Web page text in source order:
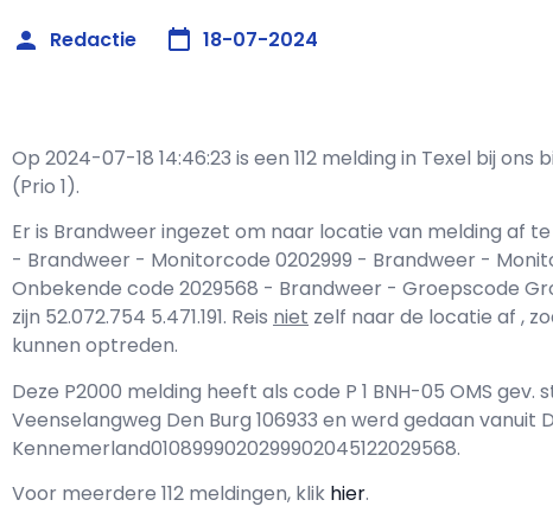
Redactie 18-07-2024
Op 2024-07-18 14:46:23 is een 112 melding in Texel bij
(Prio 1).
Er is Brandweer ingezet om naar locatie van melding af
- Brandweer - Monitorcode 0202999 - Brandweer -
Onbekende code 2029568 - Brandweer - Groepscode
zijn 52.072.754 5.471.191. Reis niet zelf naar de locatie af ,
kunnen optreden.
Deze P2000 melding heeft als code P 1 BNH-05 OMS gev.
Veenselangweg Den Burg 106933 en werd gedaan vanuit
Kennemerland0108999020299902045122029568.
Voor meerdere 112 meldingen, klik hier.